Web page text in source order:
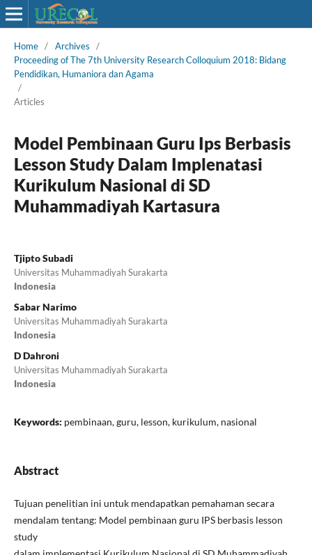
Home / Archives
/
Proceeding of The 7th University Research Colloquium 2018: Bidang
Pendidikan, Humaniora dan Agama
/
Articles
Model Pembinaan Guru Ips Berbasis
Lesson Study Dalam Implenatasi
Kurikulum Nasional di SD
Muhammadiyah Kartasura
Tjipto Subadi
Universitas Muhammadiyah Surakarta
Indonesia
Sabar Narimo
Universitas Muhammadiyah Surakarta
Indonesia
D Dahroni
Universitas Muhammadiyah Surakarta
Indonesia
Keywords: pembinaan, guru, lesson, kurikulum, nasional
Abstract
Tujuan penelitian ini untuk mendapatkan pemahaman secara
mendalam tentang: Model pembinaan guru IPS berbasis lesson
study